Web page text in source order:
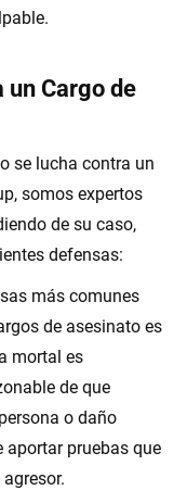
un Cargo de
se lucha contra un
somos expertos
de su caso,
defensas:
más comunes
de asesinato es
mortal es
de que
o daño
aportar pruebas que